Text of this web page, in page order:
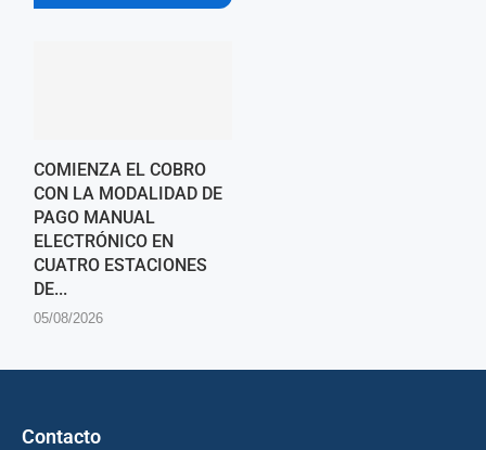
COMIENZA EL COBRO
CON LA MODALIDAD DE
PAGO MANUAL
ELECTRÓNICO EN
CUATRO ESTACIONES
DE...
05/08/2026
Contacto